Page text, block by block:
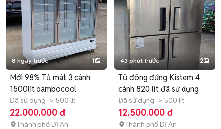
8 ngày trước 1
Mới 98% Tủ mát 3 cánh
1500lit bambocool
Đã sử dụng > 500 lít
22.000.000 đ
Thành phố Dĩ An
43 phút trước 2
Tủ đông đứng Kistem 4
cánh 820 lít đã sử dụng
Đã sử dụng > 500 lít
12.500.000 đ
Thành phố Dĩ An